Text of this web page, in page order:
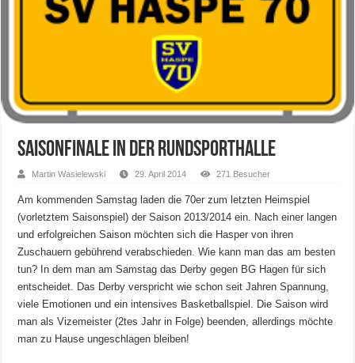
Saisonfinale in der Rundsporthalle
Martin Wasielewski 29. April 2014 271 Besucher
Am kommenden Samstag laden die 70er zum letzten Heimspiel
(vorletztem Saisonspiel) der Saison 2013/2014 ein. Nach einer langen
und erfolgreichen Saison möchten sich die Hasper von ihren
Zuschauern gebührend verabschieden. Wie kann man das am besten
tun? In dem man am Samstag das Derby gegen BG Hagen für sich
entscheidet. Das Derby verspricht wie schon seit Jahren Spannung,
viele Emotionen und ein intensives Basketballspiel. Die Saison wird
man als Vizemeister (2tes Jahr in Folge) beenden, allerdings möchte
man zu Hause ungeschlagen bleiben!